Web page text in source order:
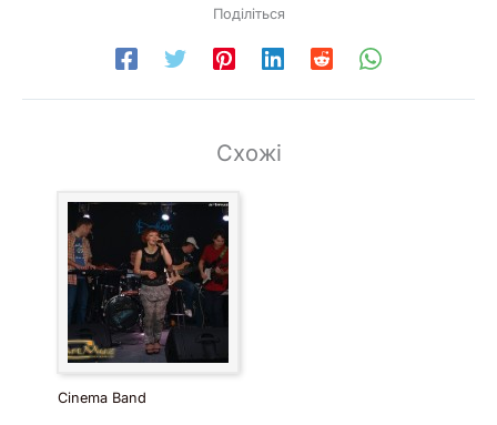
Поділіться
Схожі
Cinema Band